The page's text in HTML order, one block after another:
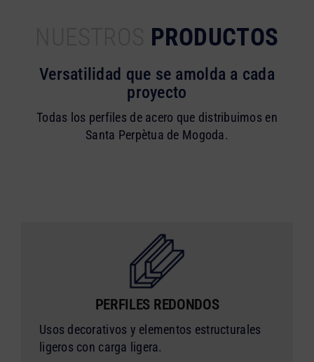
PRODUCTOS
Versatilidad que se amolda a cada
proyecto
Todas los perfiles de acero que distribuimos en
Santa Perpètua de Mogoda.
PERFILES REDONDOS
Usos decorativos y elementos estructurales
ligeros con carga ligera.